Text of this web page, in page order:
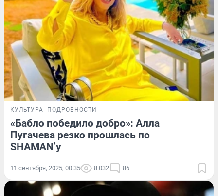
КУЛЬТУРА ПОДРОБНОСТИ
«Бабло победило добро»: Алла
Пугачева резко прошлась по
SHAMAN’у
11 сентября, 2025, 00:35 8 032 86